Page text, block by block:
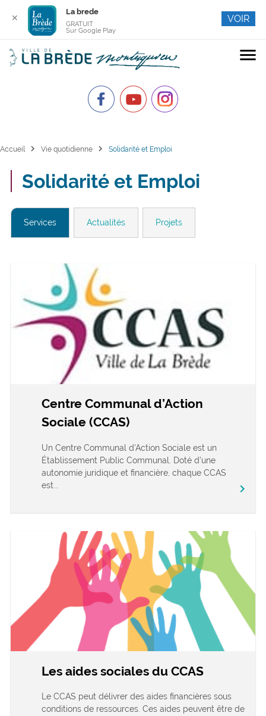
menu
Accueil chevron_right Vie quotidienne chevron_right Solidarité et Emploi
Solidarité et Emploi
Services Actualités Projets
Centre Communal d’Action
Sociale (CCAS)
Un Centre Communal d’Action Sociale est un
Établissement Public Communal. Doté d’une
autonomie juridique et financière, chaque CCAS
est...
chevron_right
Les aides sociales du CCAS
Le CCAS peut délivrer des aides financières sous
conditions de ressources. Ces aides peuvent être de
✕
La brede
GRATUIT
Sur Google Play
VOIR